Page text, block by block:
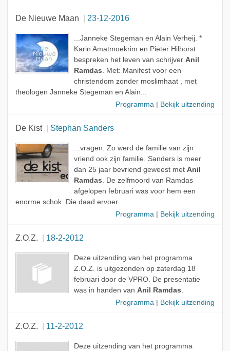
De Nieuwe Maan 23-12-2016
...Janneke Stegeman en Alain Verheij. *
Karin Amatmoekrim en Pieter Hilhorst
bespreken het leven van schrijver Anil
Ramdas. Met: Manifest voor een
christendom zonder moslimhaat , met
theologen Janneke Stegeman en Alain...
Programma
Bekijk uitzending
De Kist Stephan Sanders
...vragen. Zo werd de familie van zijn
vriend ook zijn familie. Sanders is meer
dan 25 jaar bevriend geweest met Anil
Ramdas. De zelfmoord van Ramdas
afgelopen februari was voor hem een
enorme schok. Die daad ervoer...
Programma
Bekijk uitzending
Z.O.Z. 18-2-2012
Deze uitzending van het programma
Z.O.Z. is uitgezonden op zaterdag 18
februari door de VPRO. De presentatie
was in handen van Anil Ramdas.
Programma
Bekijk uitzending
Z.O.Z. 11-2-2012
Deze uitzending van het programma